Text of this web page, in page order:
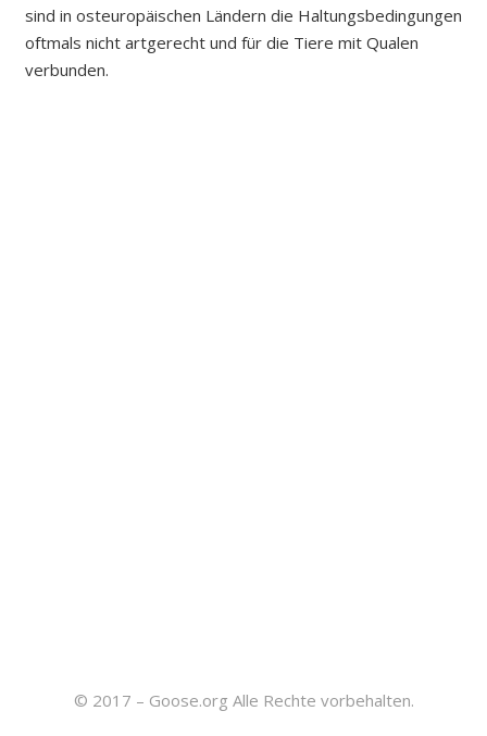
sind in osteuropäischen Ländern die Haltungsbedingungen
oftmals nicht artgerecht und für die Tiere mit Qualen
verbunden.
© 2017 – Goose.org Alle Rechte vorbehalten.